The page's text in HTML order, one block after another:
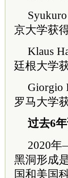
京大学获
Klaus
廷根大学
Giorgio
罗马大学
过去6
2020年
黑洞形成
国和美国